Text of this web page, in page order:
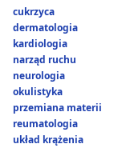
cukrzyca
dermatologia
kardiologia
narząd ruchu
neurologia
okulistyka
przemiana materii
reumatologia
układ krążenia